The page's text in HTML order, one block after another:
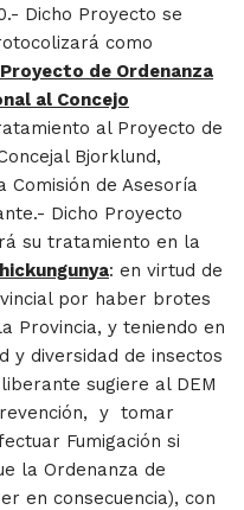
Dicho Proyecto se
como
Proyecto de Ordenanza
al Concejo
al Proyecto de
Bjorklund,
Comisión de Asesoría
Dicho Proyecto
su tratamiento en la
: en virtud de
por haber brotes
Provincia, y teniendo en
y diversidad de insectos
sugiere al DEM
y tomar
Fumigación si
la Ordenanza de
en consecuencia), con